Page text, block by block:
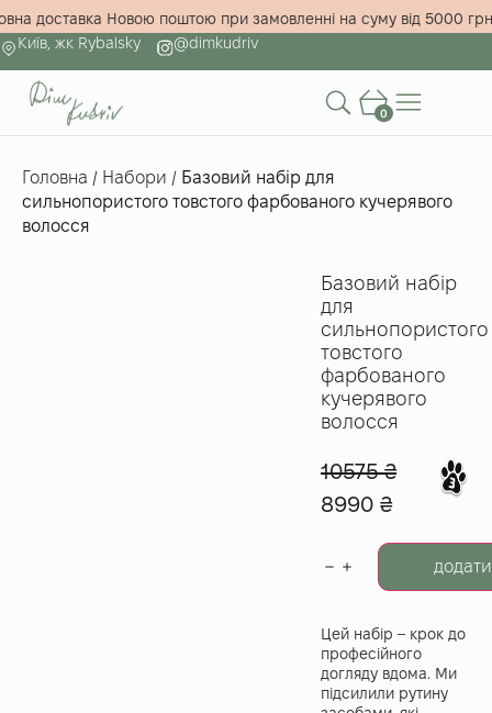
доставка Новою поштою при замовленні на суму від
Київ, жк Rybalsky
@dimkudriv
0
Головна / Набори / Базовий набір для
сильнопористого товстого фарбованого кучерявого
волосся
Базовий набір
для
сильнопористого
товстого
фарбованого
кучерявого
волосся
10575₴
8990 ₴
Цей набір – крок до
професійного
догляду вдома. Ми
підсилили рутину